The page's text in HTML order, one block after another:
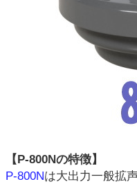
【P-800Nの特徴】
P-800Nは大出力一般拡